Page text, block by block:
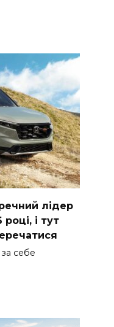
лідер
і тут
себе